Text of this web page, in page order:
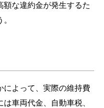
額な違約金が発生するた
によって、実際の維持費
車両代金、自動車税、